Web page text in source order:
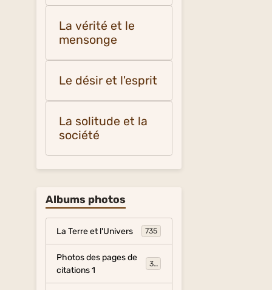
La vérité et le
mensonge
Le désir et l'esprit
La solitude et la
société
Albums photos
La Terre et l'Univers 735
Photos des pages de
citations 1
317